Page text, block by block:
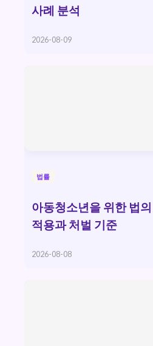
사례 분석
2026-08-09
법률
아동청소년을 위한 법
적용과 처벌 기준
2026-08-08